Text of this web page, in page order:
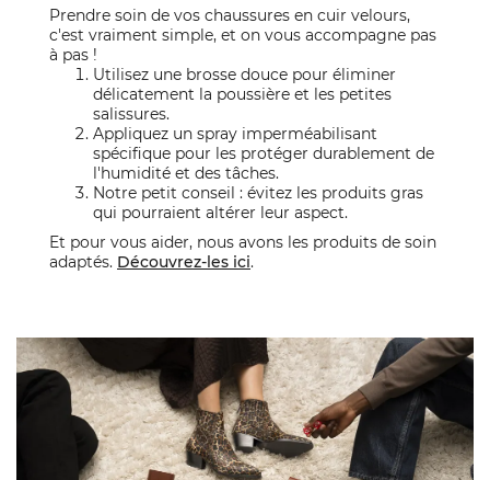
Prendre soin de vos chaussures en cuir velours,
c'est vraiment simple, et on vous accompagne pas
à pas !
Utilisez une brosse douce pour éliminer
délicatement la poussière et les petites
salissures.
Appliquez un spray imperméabilisant
spécifique pour les protéger durablement de
l'humidité et des tâches.
Notre petit conseil : évitez les produits gras
qui pourraient altérer leur aspect.
Et pour vous aider, nous avons les produits de soin
adaptés. Découvrez-les ici.